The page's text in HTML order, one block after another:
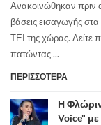
Ανακοινώθηκαν πριν
βάσεις εισαγωγής στα
ΤΕΙ της χώρας. Δείτε
πατώντας ...
ΠΕΡΙΣΣΟΤΕΡΑ
Η
Voice"